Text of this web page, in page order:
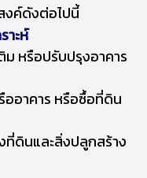
งค์ดังต่อไปนี้
าะห์
รือปรับปรุงอาคาร
าคาร หรือซื้อที่ดิน
นและสิ่งปลูกสร้าง